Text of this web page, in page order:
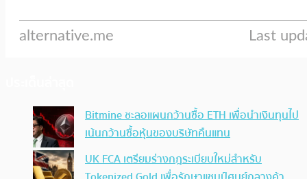
Bitmine ชะลอแผนกว้านซื้อ ETH เพื่อนำเงินทุนไป
เน้นกว้านซื้อหุ้นของบริษัทคืนแทน
UK FCA เตรียมร่างกฎระเบียบใหม่สำหรับ